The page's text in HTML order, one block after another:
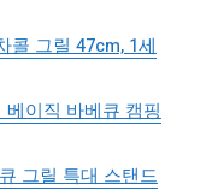
콜 그릴 47cm, 1세
이직 바베큐 캠핑
그릴 특대 스탠드